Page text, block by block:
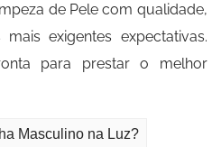
de Pele com qualidade,
exigentes expectativas.
para prestar o melhor
Masculino na Luz?